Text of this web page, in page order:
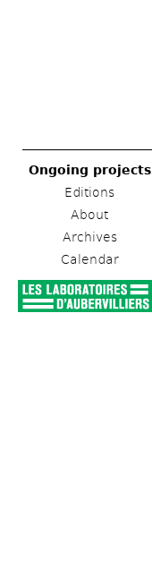
Ongoing projects
Editions
About
Archives
Calendar